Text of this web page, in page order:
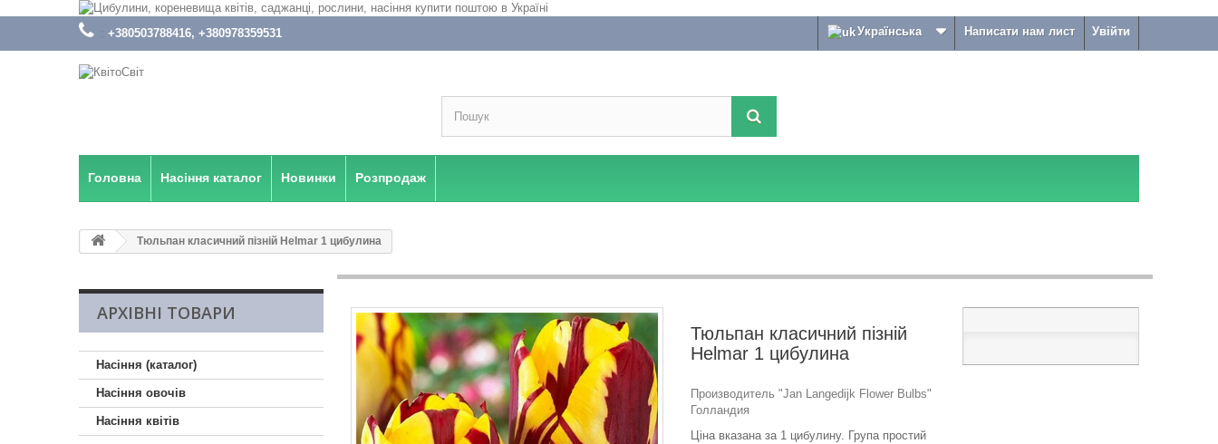
Увійти
Написати нам лист
: +380503788416, +380978359531 Українська
Головна Насіння каталог Новинки Розпродаж
Тюльпан класичний пізній Helmar 1 цибулина
АРХІВНІ ТОВАРИ
Насіння (каталог)
Насіння овочів
Насіння квітів
Тюльпан класичний пізній
Helmar 1 цибулина
Производитель "Jan Langedijk Flower Bulbs"
Голландия
Ціна вказана за 1 цибулину. Група простий